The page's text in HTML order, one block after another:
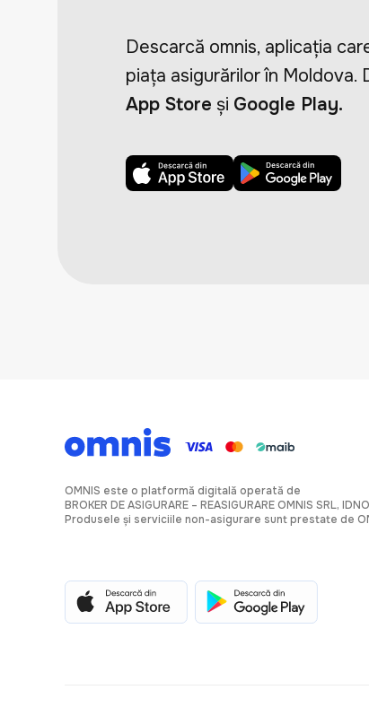
Descarcă omnis, aplicația
piața asigurărilor în Moldova.
App Store și Google Play.
OMNIS este o platformă digitală operată de
BROKER DE ASIGURARE – REASIGURARE OMNIS SRL,
Produsele și serviciile non-asigurare sunt prestate de